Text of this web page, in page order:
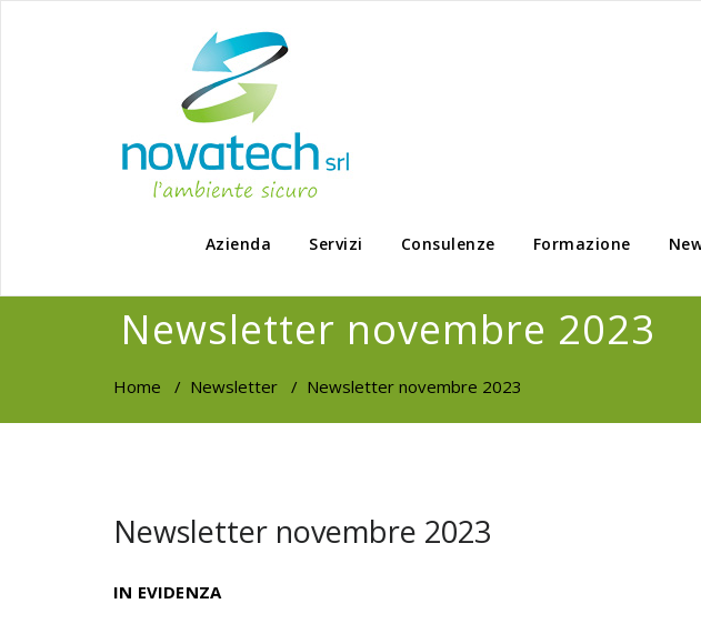
Azienda Servizi Consulenze Formazione
Newsletter novembre 2023
Home / Newsletter / Newsletter novembre 2023
Newsletter novembre 2023
IN EVIDENZA